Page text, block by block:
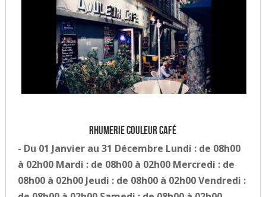
Rhumerie Couleur Café
- Du 01 Janvier au 31 Décembre Lundi : de 08h00
à 02h00 Mardi : de 08h00 à 02h00 Mercredi : de
08h00 à 02h00 Jeudi : de 08h00 à 02h00 Vendredi :